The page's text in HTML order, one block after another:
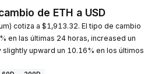
de ETH a USD
cotiza a $1,913.32. El tipo de cambio
en las últimas 24 horas, increased un
slightly upward un 10.16% en los últimos